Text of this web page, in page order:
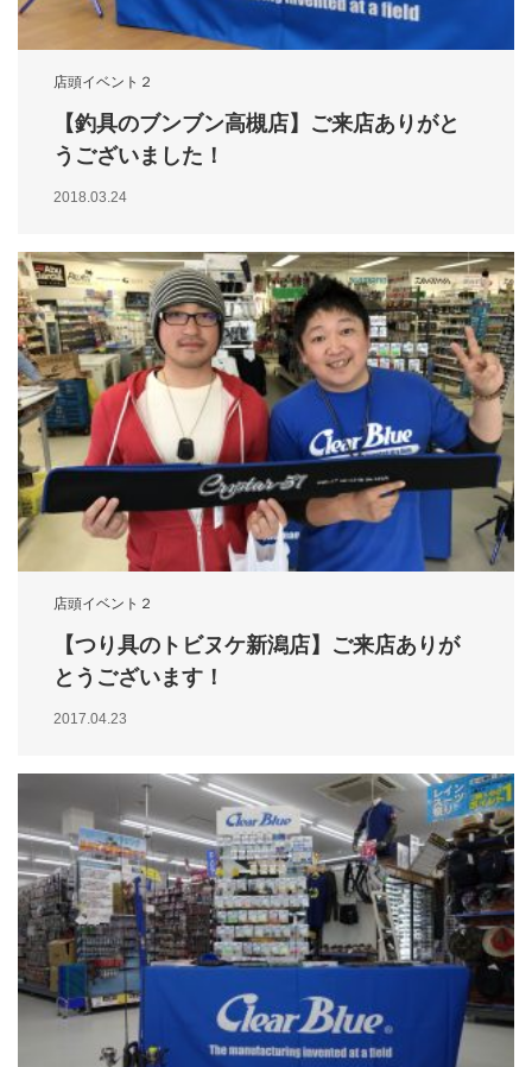
店頭イベント２
【釣具のブンブン高槻店】ご来店ありがと
うございました！
2018.03.24
店頭イベント２
【つり具のトビヌケ新潟店】ご来店ありが
とうございます！
2017.04.23